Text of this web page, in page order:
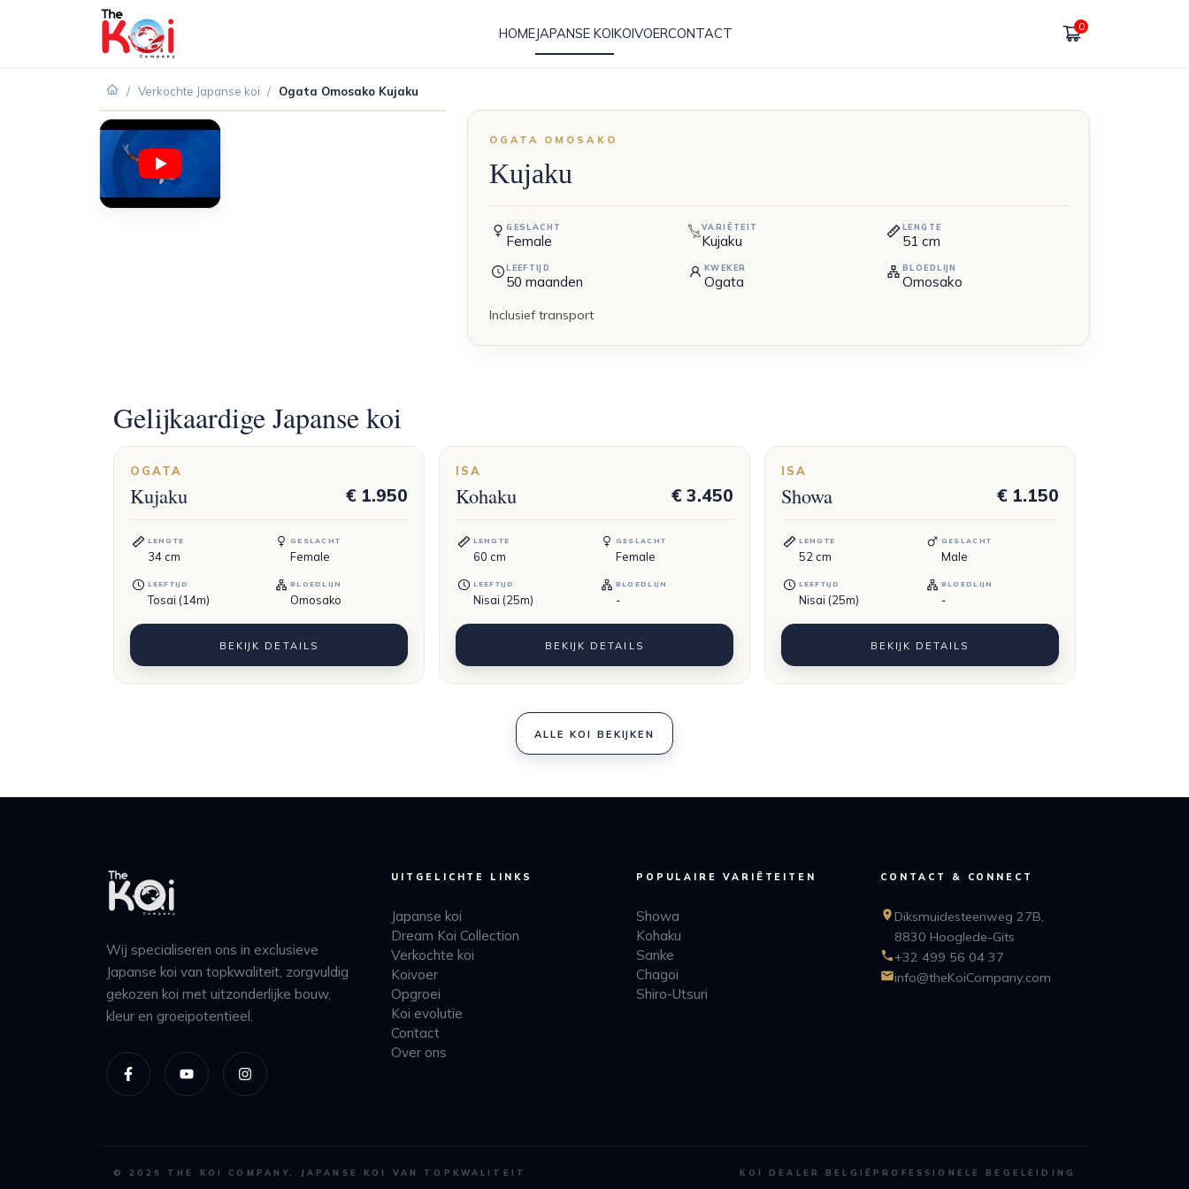
HOMEJAPANSE KOIKOIVOERCONTACT 0
/ Verkochte Japanse koi / Ogata Omosako Kujaku
OGATA OMOSAKO
Kujaku
GESLACHT
Female
VARIËTEIT
Kujaku
LENGTE
51 cm
LEEFTIJD
50 maanden
KWEKER
Ogata
BLOEDLIJN
Omosako
Inclusief transport
Gelijkaardige Japanse koi
OGATA
Kujaku € 1.950
LENGTE
34cm
GESLACHT
Female
LEEFTIJD
Tosai (14m)
BLOEDLIJN
Omosako
BEKIJK DETAILS
ISA
Kohaku € 3.450
LENGTE
60 cm
GESLACHT
Female
LEEFTIJD
Nisai (25m)
BLOEDLIJN
-
BEKIJK DETAILS
ISA
Showa € 1.150
LENGTE
52 cm
GESLACHT
Male
LEEFTIJD
Nisai (25m)
BLOEDLIJN
-
BEKIJK DETAILS
ALLE KOI BEKIJKEN
Wij specialiseren ons in exclusieve
Japanse koi van topkwaliteit, zorgvuldig
gekozen koi met uitzonderlijke bouw,
kleur en groeipotentieel.
UITGELICHTE LINKS
Japanse koi
Dream Koi Collection
Verkochte koi
Koivoer
Opgroei
Koi evolutie
Contact
Over ons
POPULAIRE VARIËTEITEN
Showa
Kohaku
Sanke
Chagoi
Shiro-Utsuri
CONTACT & CONNECT
Diksmuidesteenweg 27B,
8830 Hooglede-Gits
+32 499 56 04 37
info@theKoiCompany.com
© 2026 THE KOI COMPANY. JAPANSE KOI VAN TOPKWALITEIT KOI DEALER BELGIË PROFESSIONELE BEGELEIDING